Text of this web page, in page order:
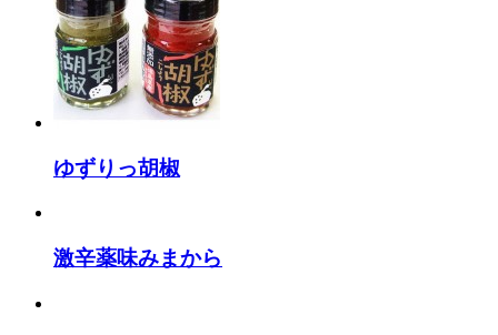
ゆずりっ胡椒
激辛薬味みまから